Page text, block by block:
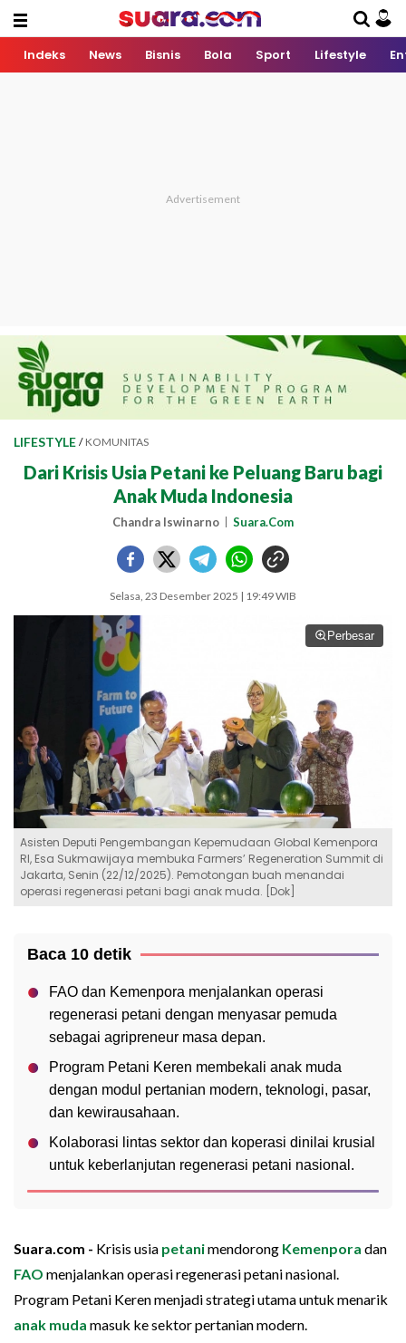
Indeks News Bisnis Bola Sport Lifestyle
LIFESTYLE / KOMUNITAS
Dari Krisis Usia Petani ke Peluang Baru bagi
Anak Muda Indonesia
Chandra Iswinarno Suara.Com
Selasa, 23 Desember 2025 | 19:49 WIB
Perbesar
Asisten Deputi Pengembangan Kepemudaan Global Kemenpora
RI, Esa Sukmawijaya membuka Farmers’ Regeneration Summit di
Jakarta, Senin (22/12/2025). Pemotongan buah menandai
operasi regenerasi petani bagi anak muda. [Dok]
Baca 10 detik
FAO dan Kemenpora menjalankan operasi
regenerasi petani dengan menyasar pemuda
sebagai agripreneur masa depan.
Program Petani Keren membekali anak muda
dengan modul pertanian modern, teknologi, pasar,
dan kewirausahaan.
Kolaborasi lintas sektor dan koperasi dinilai krusial
untuk keberlanjutan regenerasi petani nasional.
Suara.com - Krisis usia petanimendorong Kemenpora dan
FAO menjalankan operasi regenerasi petani nasional.
Program Petani Keren menjadi strategi utama untuk menarik
anak muda masuk ke sektor pertanian modern.